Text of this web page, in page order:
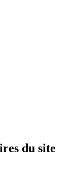
du site